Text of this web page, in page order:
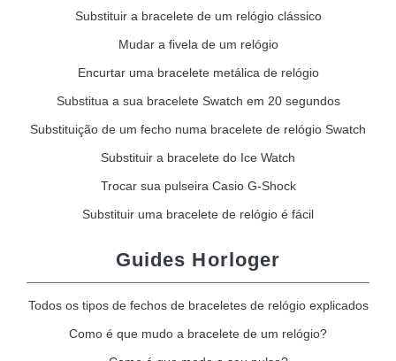
Substituir a bracelete de um relógio clássico
Mudar a fivela de um relógio
Encurtar uma bracelete metálica de relógio
Substitua a sua bracelete Swatch em 20 segundos
Substituição de um fecho numa bracelete de relógio Swatch
Substituir a bracelete do Ice Watch
Trocar sua pulseira Casio G-Shock
Substituir uma bracelete de relógio é fácil
Guides Horloger
Todos os tipos de fechos de braceletes de relógio explicados
Como é que mudo a bracelete de um relógio?